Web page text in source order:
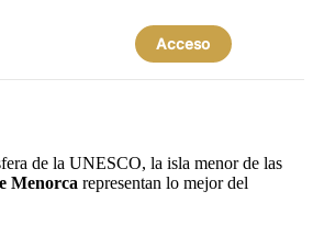
Acceso
de la UNESCO, la isla menor de las
Menorca representan lo mejor del